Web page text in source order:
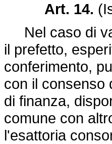
Art. 14.
Nel caso di
il prefetto,
conferimento,
con il consenso
di finanza,
comune con
l'esattoria